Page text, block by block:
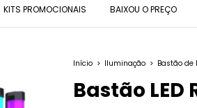
KITS PROMOCIONAIS BAIXOU O PREÇO
Início > Iluminação > Bastão de
Bastão LED